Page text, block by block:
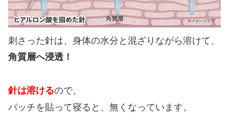
刺さった針は、身体の水分と混ざりながら溶けて、
角質層へ浸透！
針は溶けるので、
パッチを貼って寝ると、無くなっています。